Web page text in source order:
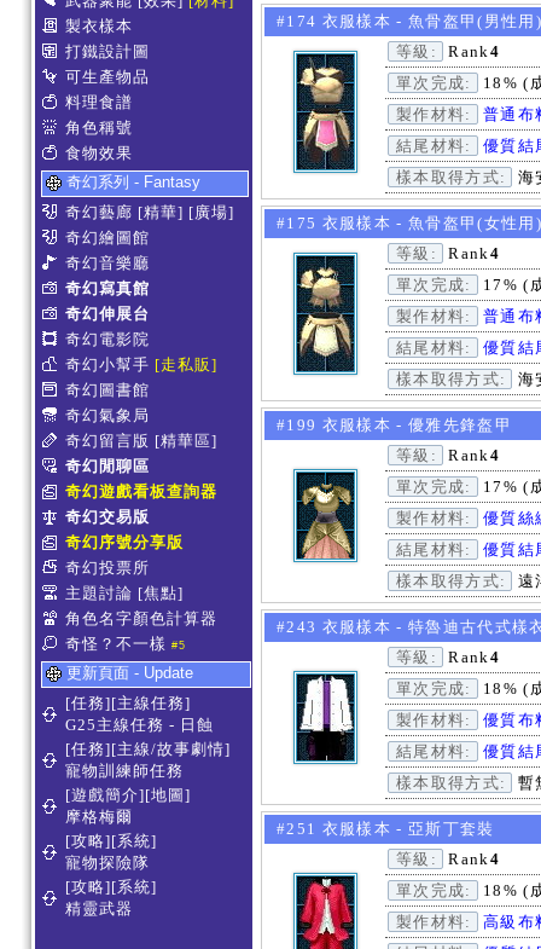
製衣樣本
打鐵設計圖
可生產物品
料理食譜
角色稱號
食物效果
奇幻系列 - Fantasy
奇幻藝廊 [精華] [廣場]
奇幻繪圖館
奇幻音樂廳
奇幻寫真館
奇幻伸展台
奇幻電影院
奇幻小幫手 [走私販]
奇幻圖書館
奇幻氣象局
奇幻留言版 [精華區]
奇幻閒聊區
奇幻遊戲看板查詢器
奇幻交易版
奇幻序號分享版
奇幻投票所
主題討論 [焦點]
角色名字顏色計算器
奇怪？不一樣 #5
更新頁面 - Update
[任務][主線任務]
G25主線任務 - 日蝕
[任務][主線/故事劇情]
寵物訓練師任務
[遊戲簡介][地圖]
摩格梅爾
[攻略][系統]
寵物探險隊
[攻略][系統]
精靈武器
#174 衣服樣本 - 魚骨盔甲(男性用)
等級:
Rank4
單次完成:
18% (
製作材料:
普通布
結尾材料:
優質結
樣本取得方式:
海
#175 衣服樣本 - 魚骨盔甲(女性用)
等級:
Rank4
單次完成:
17% (
製作材料:
普通布
結尾材料:
優質結
樣本取得方式:
海
#199 衣服樣本 - 優雅先鋒盔甲
等級:
Rank4
單次完成:
17% (
製作材料:
優質絲
結尾材料:
優質結
樣本取得方式:
遠
#243 衣服樣本 - 特魯迪古代式樣
等級:
Rank4
單次完成:
18% (
製作材料:
優質布
結尾材料:
優質結
樣本取得方式:
暫
#251 衣服樣本 - 亞斯丁套裝
等級:
Rank4
單次完成:
18% (
製作材料:
高級布